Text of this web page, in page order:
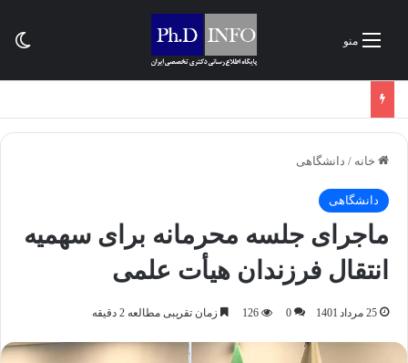
منو
خانه / دانشگاهی
دانشگاهی
ماجرای جلسه محرمانه برای سهمیه
انتقال فرزندان هیأت علمی
25 مرداد 1401 0
126 زمان تقریبی مطالعه 2 دقیقه